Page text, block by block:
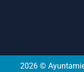
2026 ©